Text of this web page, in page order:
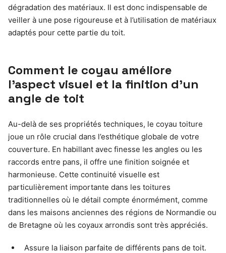
dégradation des matériaux. Il est donc indispensable de
veiller à une pose rigoureuse et à l’utilisation de matériaux
adaptés pour cette partie du toit.
Comment le coyau améliore
l’aspect visuel et la finition d’un
angle de toit
Au-delà de ses propriétés techniques, le coyau toiture
joue un rôle crucial dans l’esthétique globale de votre
couverture. En habillant avec finesse les angles ou les
raccords entre pans, il offre une finition soignée et
harmonieuse. Cette continuité visuelle est
particulièrement importante dans les toitures
traditionnelles où le détail compte énormément, comme
dans les maisons anciennes des régions de Normandie ou
de Bretagne où les coyaux arrondis sont très appréciés.
Assure la liaison parfaite de différents pans de toit.